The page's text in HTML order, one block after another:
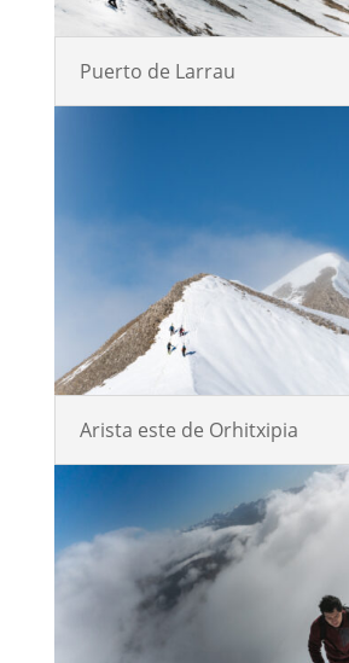
Puerto de Larrau
Arista este de Orhitxipia